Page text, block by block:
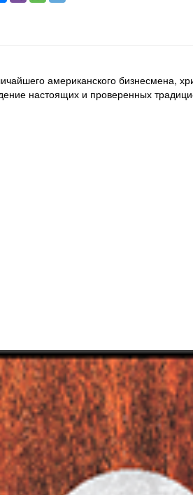
американского бизнесмена,
настоящих и проверенных